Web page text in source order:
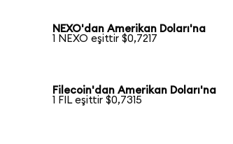
NEXO'dan Amerikan Doları'na
1 NEXO eşittir $0,7217
Filecoin'dan Amerikan Doları'na
1 FIL eşittir $0,7315